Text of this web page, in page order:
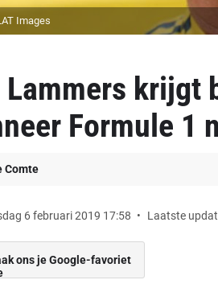
Images
Lammers krijgt
Formule 1
Comte
6 februari 2019 17:58 Laatste
ons je Google-favoriet